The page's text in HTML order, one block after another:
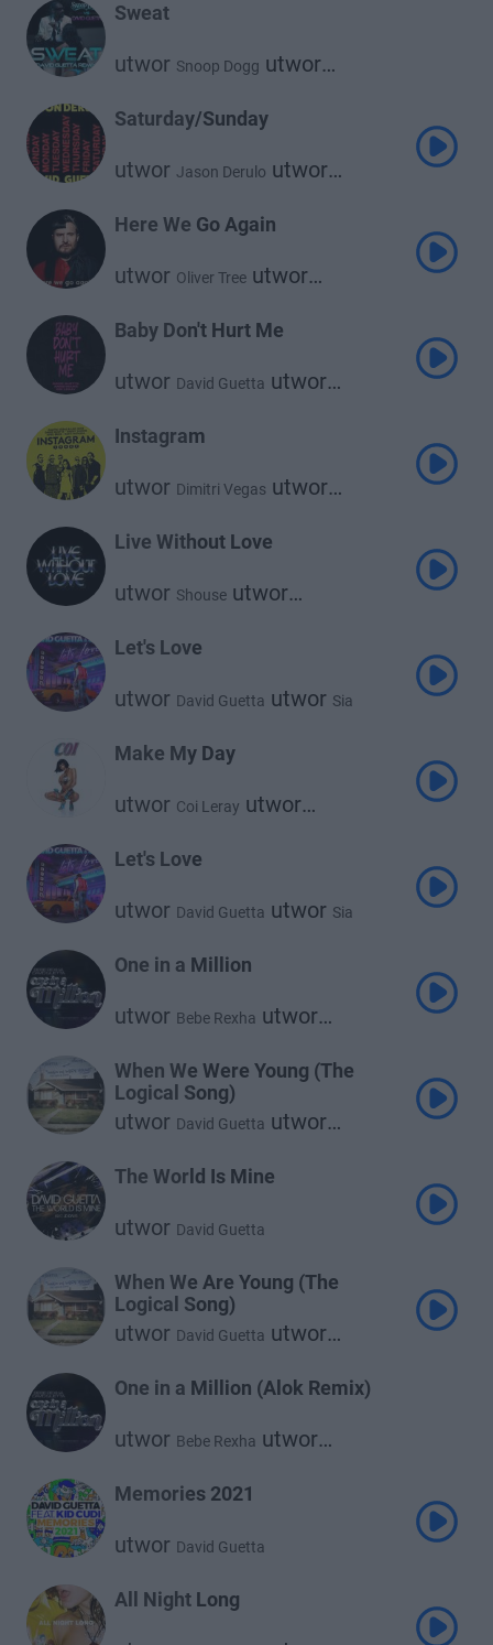
Sweat
utwor Snoop Dogg utwor
Saturday/Sunday
utwor Jason Derulo utwor
Here We Go Again
utwor Oliver Tree utwor
Baby Don't Hurt Me
utwor David Guetta utwor
Instagram
utwor Dimitri Vegas utwor
utwor Daddy Yankee
Live Without Love
utwor Shouse utwor
Let's Love
utwor David Guetta utwor Sia
Make My Day
utwor Coi Leray utwor
Let's Love
utwor David Guetta utwor Sia
One in a Million
utwor Bebe Rexha utwor
When We Were Young (The
Logical Song)
utwor David Guetta utwor
The World Is Mine
utwor David Guetta
When We Are Young (The
Logical Song)
utwor David Guetta utwor
One in a Million (Alok Remix)
utwor Bebe Rexha utwor
Memories 2021
utwor David Guetta
All Night Long